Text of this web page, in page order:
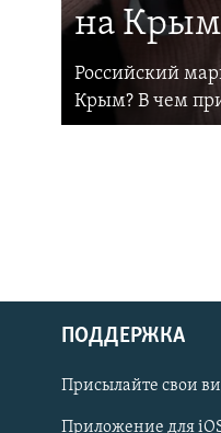
Українською
Qırımtatar
на
Российский
Крым? В чем
ПОДДЕРЖКА
Присылайте свои
Приложение для